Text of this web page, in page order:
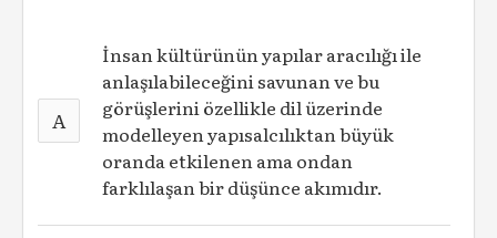
A
İnsan kültürünün yapılar aracılığı ile
anlaşılabileceğini savunan ve bu
görüşlerini özellikle dil üzerinde
modelleyen yapısalcılıktan büyük
oranda etkilenen ama ondan
farklılaşan bir düşünce akımıdır.